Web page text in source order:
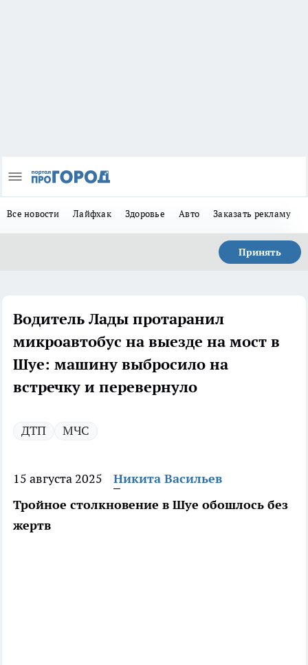
Все новости Лайфхак Здоровье Авто Заказать рекламу
Принять
Водитель Лады протаранил
микроавтобус на выезде на мост в
Шуе: машину выбросило на
встречку и перевернуло
ДТП МЧС
15 августа 2025
Никита Васильев
Тройное столкновение в Шуе обошлось без
жертв